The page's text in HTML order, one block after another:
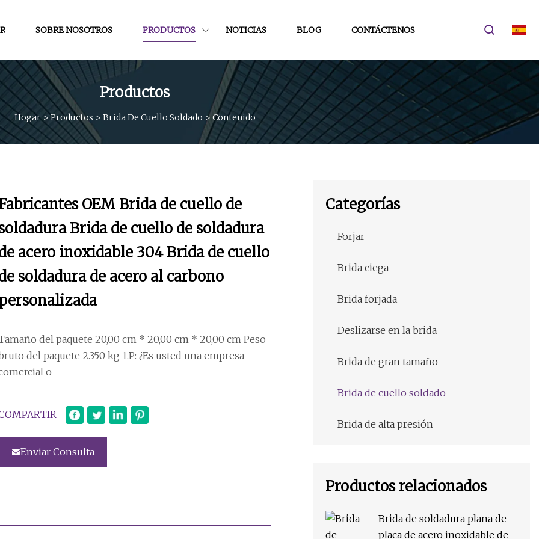
SOBRE NOSOTROS PRODUCTOS NOTICIAS BLOG CONTÁCTENOS
Productos
Hogar>Productos > Brida De Cuello Soldado > Contenido
OEM Brida de cuello de
Brida de cuello de soldadura
acero inoxidable 304 Brida de cuello
soldadura de acero al carbono
del paquete 20,00 cm * 20,00 cm * 20,00 cm Peso
del paquete 2.350 kg 1.P: ¿Es usted una empresa
o
Enviar Consulta
Categorías
Forjar
Brida ciega
Brida forjada
Deslizarse en la brida
Brida de gran tamaño
Brida de cuello soldado
Brida de alta presión
Productos relacionados
Brida de soldadura plana de
placa de acero inoxidable de